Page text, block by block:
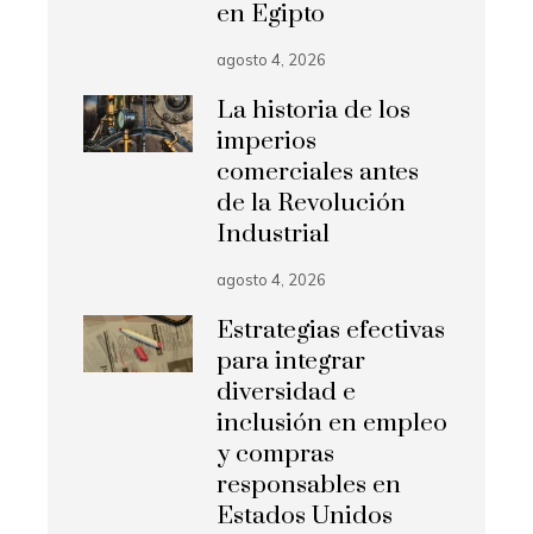
en Egipto
agosto 4, 2026
La historia de los
imperios
comerciales antes
de la Revolución
Industrial
agosto 4, 2026
Estrategias efectivas
para integrar
diversidad e
inclusión en empleo
y compras
responsables en
Estados Unidos